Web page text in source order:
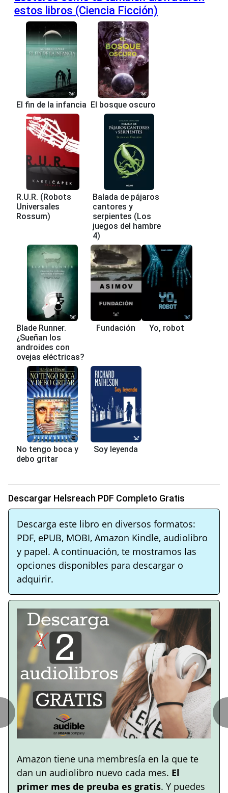
estos libros (Ciencia Ficción)
El fin de la infancia El bosque oscuro
R.U.R. (Robots
Universales
Rossum)
Balada de pájaros
cantores y
serpientes (Los
juegos del hambre
4)
Blade Runner.
¿Sueñan los
androides con
ovejas eléctricas?
Fundación Yo, robot
No tengo boca y
debo gritar
Soy leyenda
Descargar Helsreach PDF Completo Gratis
Descarga este libro en diversos formatos:
PDF, ePUB, MOBI, Amazon Kindle, audiolibro
y papel. A continuación, te mostramos las
opciones disponibles para descargar o
adquirir.
Amazon tiene una membresía en la que te
dan un audiolibro nuevo cada mes. El
primer mes de preuba es gratis. Y puedes